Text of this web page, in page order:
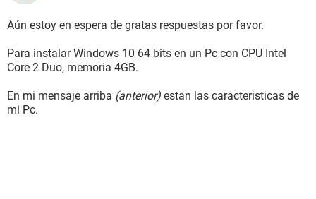
Aún estoy en espera de gratas respuestas por favor.
Para instalar Windows 10 64 bits en un Pc con CPU Intel
Core 2 Duo, memoria 4GB.
En mi mensaje arriba (anterior) estan las caracteristicas de
mi Pc.